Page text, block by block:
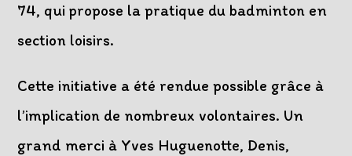
74, qui propose la pratique du badminton en
section loisirs.
Cette initiative a été rendue possible grâce à
l’implication de nombreux volontaires. Un
grand merci à Yves Huguenotte, Denis,